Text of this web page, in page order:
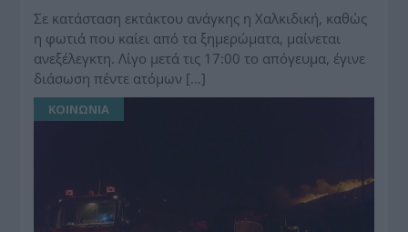
Σε κατάσταση εκτάκτου ανάγκης η Χαλκιδική, καθώς
η φωτιά που καίει από τα ξημερώματα, μαίνεται
ανεξέλεγκτη. Λίγο μετά τις 17:00 το απόγευμα, έγινε
διάσωση πέντε ατόμων […]
ΚΟΙΝΩΝΙΑ